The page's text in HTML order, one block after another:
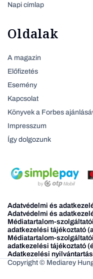
Napi címlap
Oldalak
A magazin
Előfizetés
Esemény
Kapcsolat
Könyvek a Forbes
Impresszum
Így dolgozunk
Adatvédelmi és
Adatvédelmi és
Médiatartalom-
adatkezelési tájékoztató
Médiatartalom-
adatkezelési tájékoztató
Adatkezelési
Copyright © Mediarey